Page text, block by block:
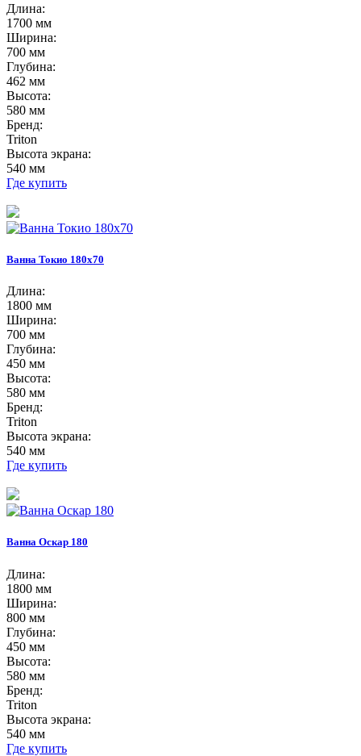
Длина:
1700 мм
Ширина:
700 мм
Глубина:
462 мм
Высота:
580 мм
Бренд:
Triton
Высота экрана:
540 мм
Где купить
Ванна Токио 180х70
Длина:
1800 мм
Ширина:
700 мм
Глубина:
450 мм
Высота:
580 мм
Бренд:
Triton
Высота экрана:
540 мм
Где купить
Ванна Оскар 180
Длина:
1800 мм
Ширина:
800 мм
Глубина:
450 мм
Высота:
580 мм
Бренд:
Triton
Высота экрана:
540 мм
Где купить